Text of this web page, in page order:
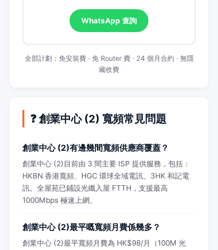
WhatsApp 查詢
全部計劃：免安裝費 · 免 Router 費 · 24 個月合約 · 無隱
藏收費
❓ 創業中心 (2) 寬頻常見問題
創業中心 (2)有邊幾間寬頻供應商覆蓋？
創業中心 (2)目前由 3 間主要 ISP 提供服務，包括：
HKBN 香港寬頻、HGC 環球全域電訊、3HK 和記電
訊。全屋苑已鋪設光纖入屋 FTTH，支援最高
1000Mbps 極速上網。
創業中心 (2)最平嘅寬頻月費係幾多？
創業中心 (2)最平寬頻月費為 HK$98/月（100M 光